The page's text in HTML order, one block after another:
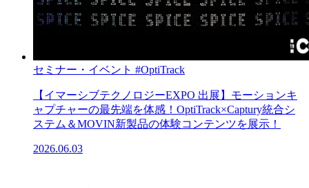
セミナー・イベント #OptiTrack
【イマーシブテクノロジーEXPO 出展】モーションキ
ャプチャーの最先端を体感！OptiTrack×Captury統合シ
ステム＆MOVIN新製品の体験コンテンツを展示！
2026.06.03